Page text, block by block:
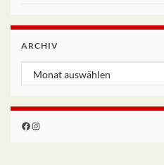
ARCHIV
Archiv
Facebook
Instagram